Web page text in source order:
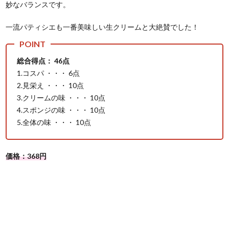
妙なバランスです。
一流パティシエも一番美味しい生クリームと大絶賛でした！
総合得点： 46点
1.コスパ ・・・ 6点
2.見栄え ・・・ 10点
3.クリームの味 ・・・ 10点
4.スポンジの味 ・・・ 10点
5.全体の味 ・・・ 10点
価格：368円